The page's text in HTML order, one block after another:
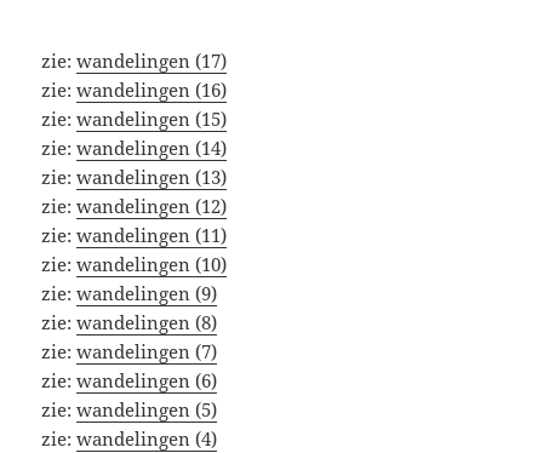
zie:wandelingen (17)
zie:wandelingen (16)
zie:wandelingen (15)
zie:wandelingen (14)
zie:wandelingen (13)
zie:wandelingen (12)
zie:wandelingen (11)
zie:wandelingen (10)
zie:wandelingen (9)
zie:wandelingen (8)
zie:wandelingen (7)
zie:wandelingen (6)
zie:wandelingen (5)
zie:wandelingen (4)